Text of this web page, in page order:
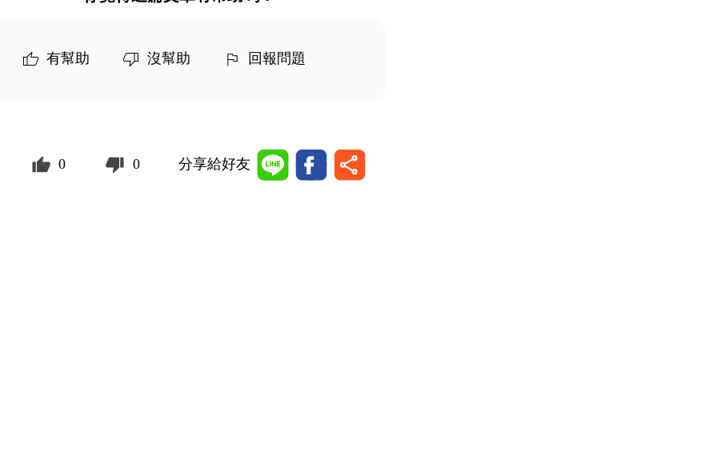
有幫助 沒幫助 回報問題
0 0 分享給好友